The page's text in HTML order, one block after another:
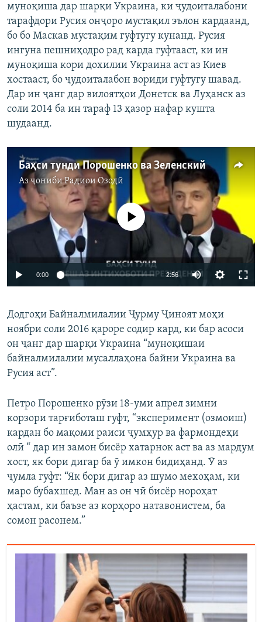
муноқиша дар шарқи Украина, ки ҷудоиталабони
тарафдори Русия онҷоро мустақил эълон кардаанд,
бо бо Маскав мустақим гуфтугу кунанд. Русия
ингуна пешниҳодро рад карда гуфтааст, ки ин
муноқиша кори дохилии Украина аст аз Киев
хостааст, бо ҷудоиталабон вориди гуфтугу шавад.
Дар ин ҷанг дар вилоятҳои Донетск ва Луҳанск аз
соли 2014 ба ин тараф 13 ҳазор нафар кушта
шудаанд.
Баҳси тунди Порошенко ва Зеленский
Аз ҷонибиРадиои Озодӣ
Феълан кор намекунад
0:00 2:56
Додгоҳи Байналмилалии Ҷурму Ҷиноят моҳи
ноябри соли 2016 қароре содир кард, ки бар асоси
он ҷанг дар шарқи Украина “муноқишаи
байналмилалии мусаллаҳона байни Украина ва
Русия аст”.
Петро Порошенко рӯзи 18-уми апрел зимни
корзори тарғиботаш гуфт, “эксперимент (озмоиш)
кардан бо мақоми раиси ҷумҳур ва фармондеҳи
олӣ “ дар ин замон бисёр хатарнок аст ва аз мардум
хост, як бори дигар ба ӯ имкон бидиҳанд. Ӯ аз
ҷумла гуфт: “Як бори дигар аз шумо мехоҳам, ки
маро бубахшед. Ман аз он чӣ бисёр нороҳат
ҳастам, ки баъзе аз корҳоро натавонистем, ба
сомон расонем.”